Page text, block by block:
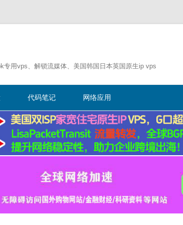
用vps、解锁流媒体、美国韩国日本英国原生ip vps
文
代码笔记 网络应用